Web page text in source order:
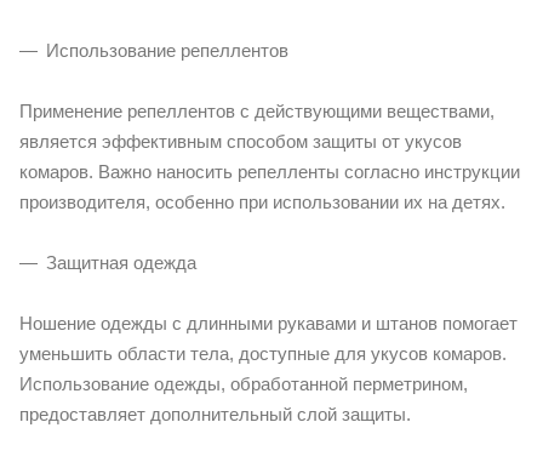
Использование репеллентов
Применение репеллентов с действующими веществами,
является эффективным способом защиты от укусов
комаров. Важно наносить репелленты согласно инструкции
производителя, особенно при использовании их на детях.
Защитная одежда
Ношение одежды с длинными рукавами и штанов помогает
уменьшить области тела, доступные для укусов комаров.
Использование одежды, обработанной перметрином,
предоставляет дополнительный слой защиты.